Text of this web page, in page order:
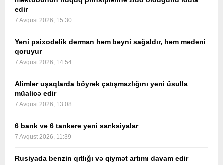
edir
7 Avqust 2026, 15:30
Yeni psixodelik dərman həm beyni sağaldır, həm mədəni
qoruyur
7 Avqust 2026, 14:54
Alimlər uşaqlarda böyrək çatışmazlığını yeni üsulla
müalicə edir
7 Avqust 2026, 13:08
6 bank və 6 tankerə yeni sanksiyalar
7 Avqust 2026, 11:39
Rusiyada benzin qıtlığı və qiymət artımı davam edir